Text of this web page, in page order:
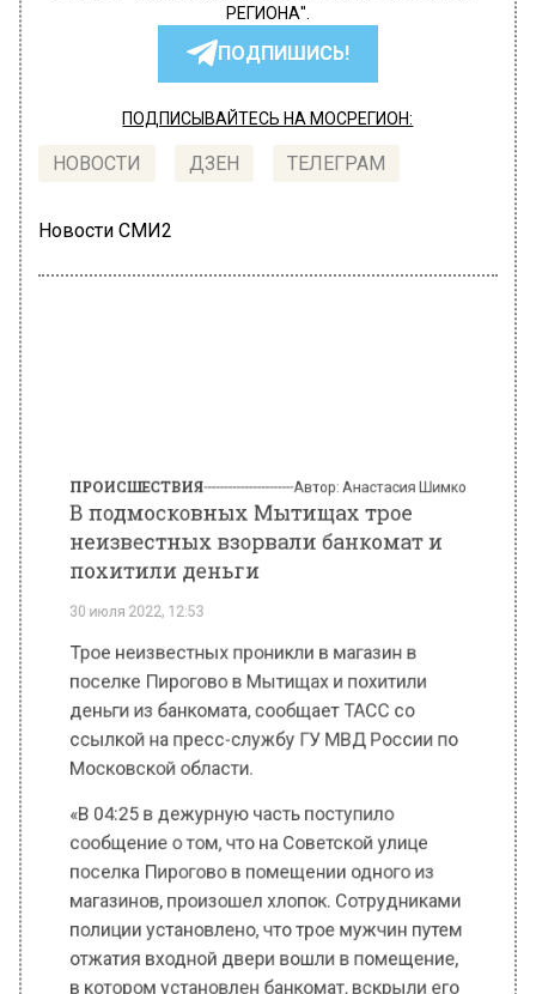
РЕГИОНА".
ПОДПИШИСЬ!
ПОДПИСЫВАЙТЕСЬ НА МОСРЕГИОН:
НОВОСТИ ДЗЕН ТЕЛЕГРАМ
Новости СМИ2
30 июля 2022, 12:53
Трое неизвестных проникли в магазин в
ссылкой на пресс-службу ГУ МВД России по
Московской области.
«В 04:25 в дежурную часть поступило
сообщение о том, что на Советской улице
поселка Пирогово в помещении одного из
магазинов, произошел хлопок. Сотрудниками
полиции установлено, что трое мужчин путем
отжатия входной двери вошли в помещение,
в котором установлен банкомат, вскрыли его
и похитили кассету для хранения денежных